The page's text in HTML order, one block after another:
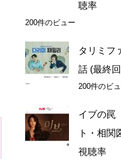
聴率
200件のビュー
タリミフ
話 (最終
200件のビ
イブの
ト・相
視聴率